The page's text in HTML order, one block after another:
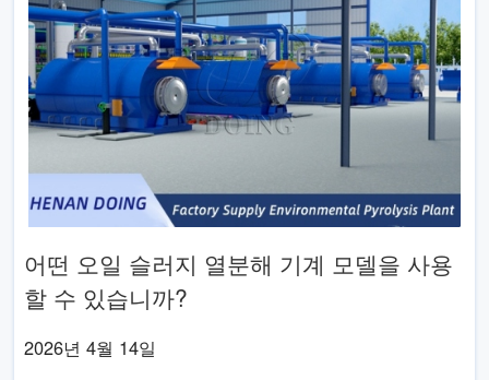
어떤 오일 슬러지 열분해 기계 모델을 사용
할 수 있습니까?
2026년 4월 14일